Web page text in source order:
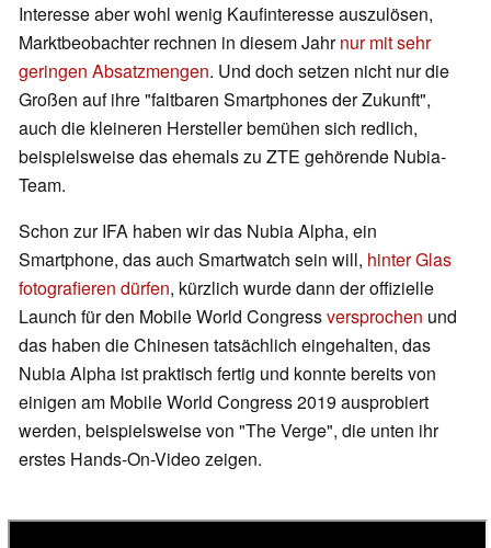
Interesse aber wohl wenig Kaufinteresse auszulösen,
Marktbeobachter rechnen in diesem Jahrnur mit sehr
geringen Absatzmengen. Und doch setzen nicht nur die
Großen auf ihre "faltbaren Smartphones der Zukunft",
auch die kleineren Hersteller bemühen sich redlich,
beispielsweise das ehemals zu ZTE gehörende Nubia-
Team.
Schon zur IFA haben wir das Nubia Alpha, ein
Smartphone, das auch Smartwatch sein will, hinter Glas
fotografieren dürfen, kürzlich wurde dann der offizielle
Launch für den Mobile World Congressversprochen und
das haben die Chinesen tatsächlich eingehalten, das
Nubia Alpha ist praktisch fertig und konnte bereits von
einigen am Mobile World Congress 2019 ausprobiert
werden, beispielsweise von "The Verge", die unten ihr
erstes Hands-On-Video zeigen.